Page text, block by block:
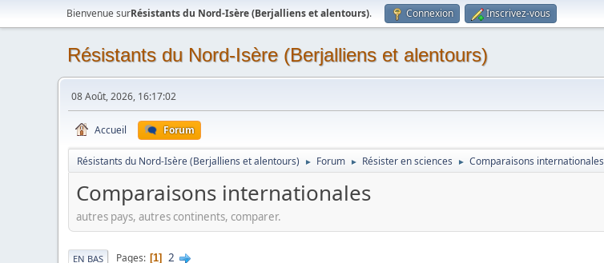
Bienvenue surRésistants du Nord-Isère (Berjalliens et alentours). Connexion Inscrivez-vous
Résistants du Nord-Isère (Berjalliens et alentours)
08 Août, 2026, 16:17:02
Accueil Forum
Résistants du Nord-Isère (Berjalliens et alentours) ► Forum ► Résister en sciences ► Comparaisons internationales
Comparaisons internationales
autres pays, autres continents, comparer.
EN BAS Pages 1
2